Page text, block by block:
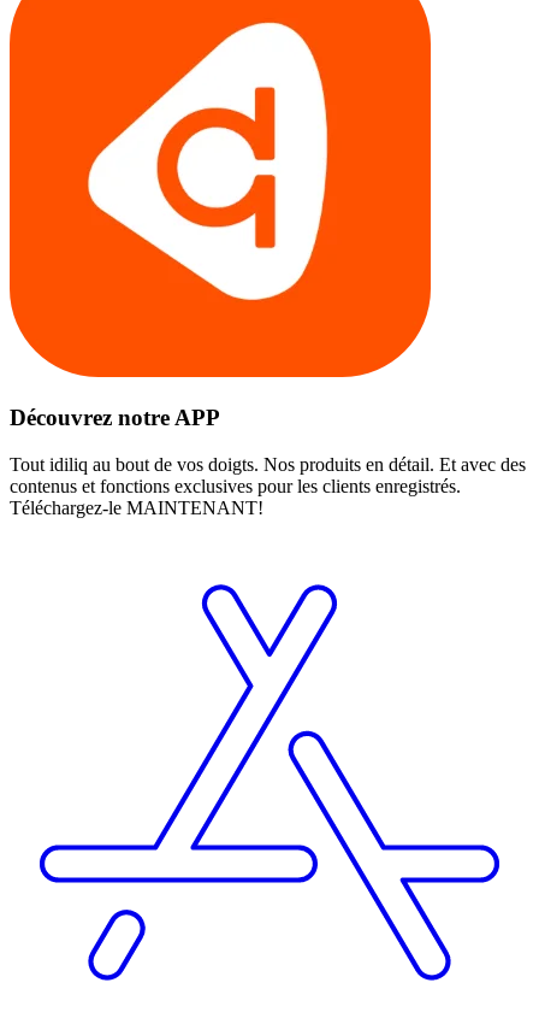
Découvrez notre APP
Tout idiliq au bout de vos doigts. Nos produits en détail. Et avec des
contenus et fonctions exclusives pour les clients enregistrés.
Téléchargez-le MAINTENANT!